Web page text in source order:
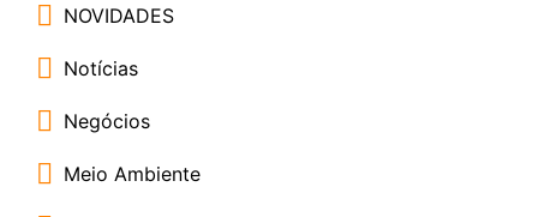
NOVIDADES
Notícias
Negócios
Meio Ambiente